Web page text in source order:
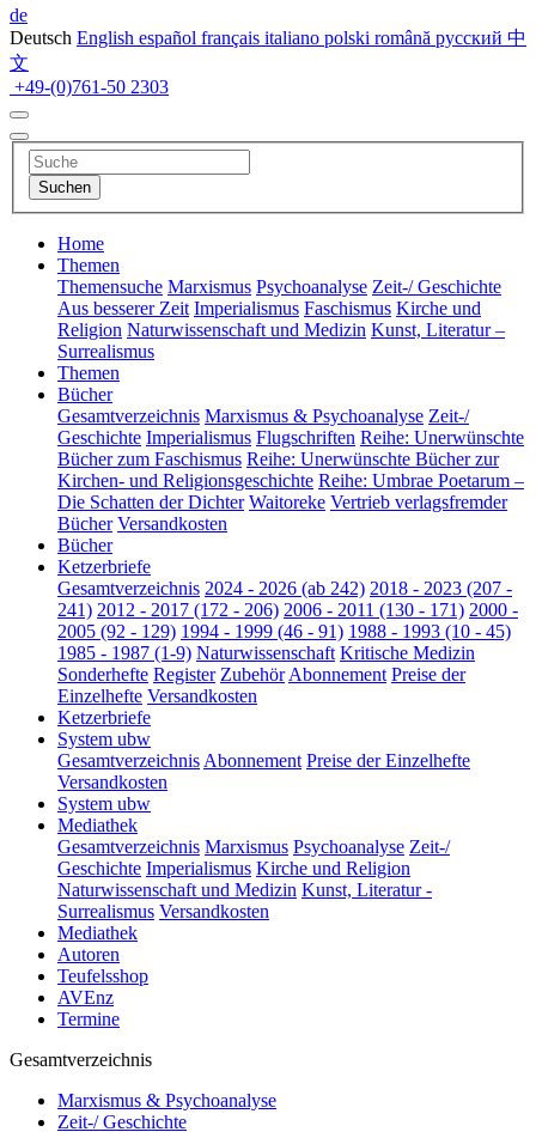
de
Deutsch English español français italiano polski română русский 中
文
+49-(0)761-50 2303
Home
Themen
Themensuche Marxismus Psychoanalyse Zeit-/ Geschichte
Aus besserer Zeit Imperialismus Faschismus Kirche und
Religion Naturwissenschaft und Medizin Kunst, Literatur –
Surrealismus
Themen
Bücher
Gesamtverzeichnis Marxismus & Psychoanalyse Zeit-/
Geschichte Imperialismus Flugschriften Reihe: Unerwünschte
Bücher zum Faschismus Reihe: Unerwünschte Bücher zur
Kirchen- und Religionsgeschichte Reihe: Umbrae Poetarum –
Die Schatten der Dichter Waitoreke Vertrieb verlagsfremder
Bücher Versandkosten
Bücher
Ketzerbriefe
Gesamtverzeichnis 2024 - 2026 (ab 242) 2018 - 2023 (207 -
241) 2012 - 2017 (172 - 206) 2006 - 2011 (130 - 171) 2000 -
2005 (92 - 129) 1994 - 1999 (46 - 91) 1988 - 1993 (10 - 45)
1985 - 1987 (1-9) Naturwissenschaft Kritische Medizin
Sonderhefte Register ZubehörAbonnement Preise der
Einzelhefte Versandkosten
Ketzerbriefe
System ubw
GesamtverzeichnisAbonnement Preise der Einzelhefte
Versandkosten
System ubw
Mediathek
Gesamtverzeichnis Marxismus Psychoanalyse Zeit-/
Geschichte Imperialismus Kirche und Religion
Naturwissenschaft und Medizin Kunst, Literatur -
Surrealismus Versandkosten
Mediathek
Autoren
Teufelsshop
AVEnz
Termine
Gesamtverzeichnis
Marxismus & Psychoanalyse
Zeit-/ Geschichte